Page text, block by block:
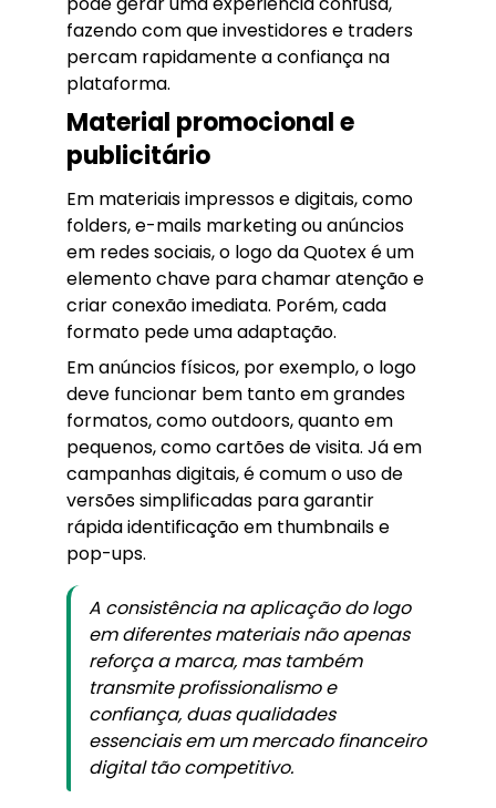
fazendo com que investidores e traders
percam rapidamente a confiança na
plataforma.
Material promocional e
publicitário
Em materiais impressos e digitais, como
folders, e-mails marketing ou anúncios
em redes sociais, o logo da Quotex é um
elemento chave para chamar atenção e
criar conexão imediata. Porém, cada
formato pede uma adaptação.
Em anúncios físicos, por exemplo, o logo
deve funcionar bem tanto em grandes
formatos, como outdoors, quanto em
pequenos, como cartões de visita. Já em
campanhas digitais, é comum o uso de
versões simplificadas para garantir
rápida identificação em thumbnails e
pop-ups.
A consistência na aplicação do logo
em diferentes materiais não apenas
reforça a marca, mas também
transmite profissionalismo e
confiança, duas qualidades
essenciais em um mercado financeiro
digital tão competitivo.